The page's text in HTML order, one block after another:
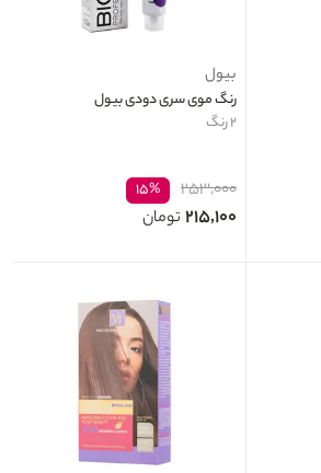
بیول
رنگ موی سری دودی بیول
۲ رنگ
۲۵۳,۰۰۰ ۱۵%
۲۱۵,۱۰۰ تومان